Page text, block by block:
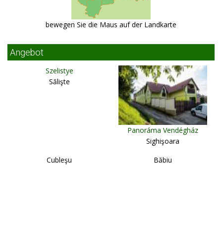
bewegen Sie die Maus auf der Landkarte
Angebot
Szelistye
Sălişte
Panoráma Vendégház
Sighişoara
Cubleşu
Băbiu